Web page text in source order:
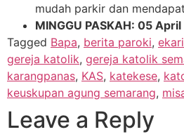
mudah parkir dan
MINGGU PASKAH: 05
Tagged Bapa, berita paroki,
gereja katolik, gereja katolik
karangpanas, KAS, katekese,
keuskupan agung semarang,
Leave a Reply